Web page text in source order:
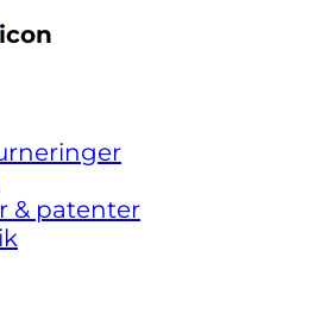
& patenter